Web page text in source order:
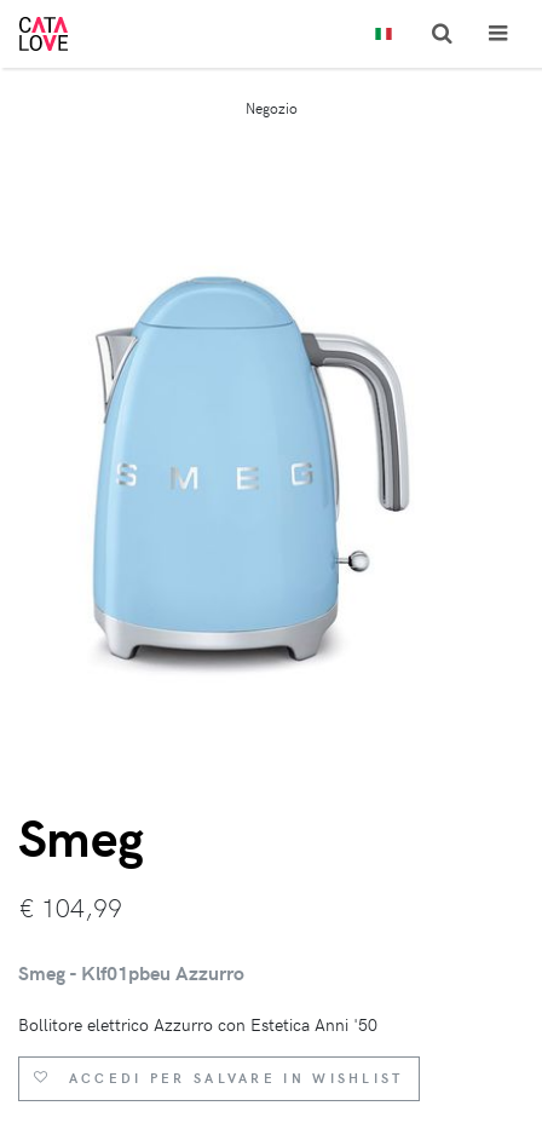
Negozio
Smeg
€ 104,99
Smeg - Klf01pbeu Azzurro
Bollitore elettrico Azzurro con Estetica Anni '50
ACCEDI PER SALVARE IN WISHLIST